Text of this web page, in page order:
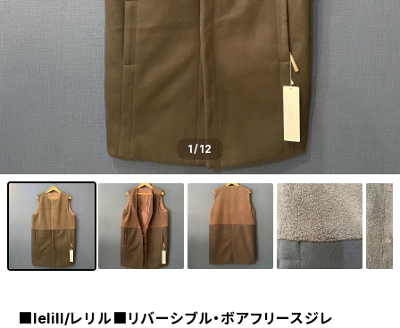
1/12
■lelill/レリル■リバーシブル・ボアフリースジレ